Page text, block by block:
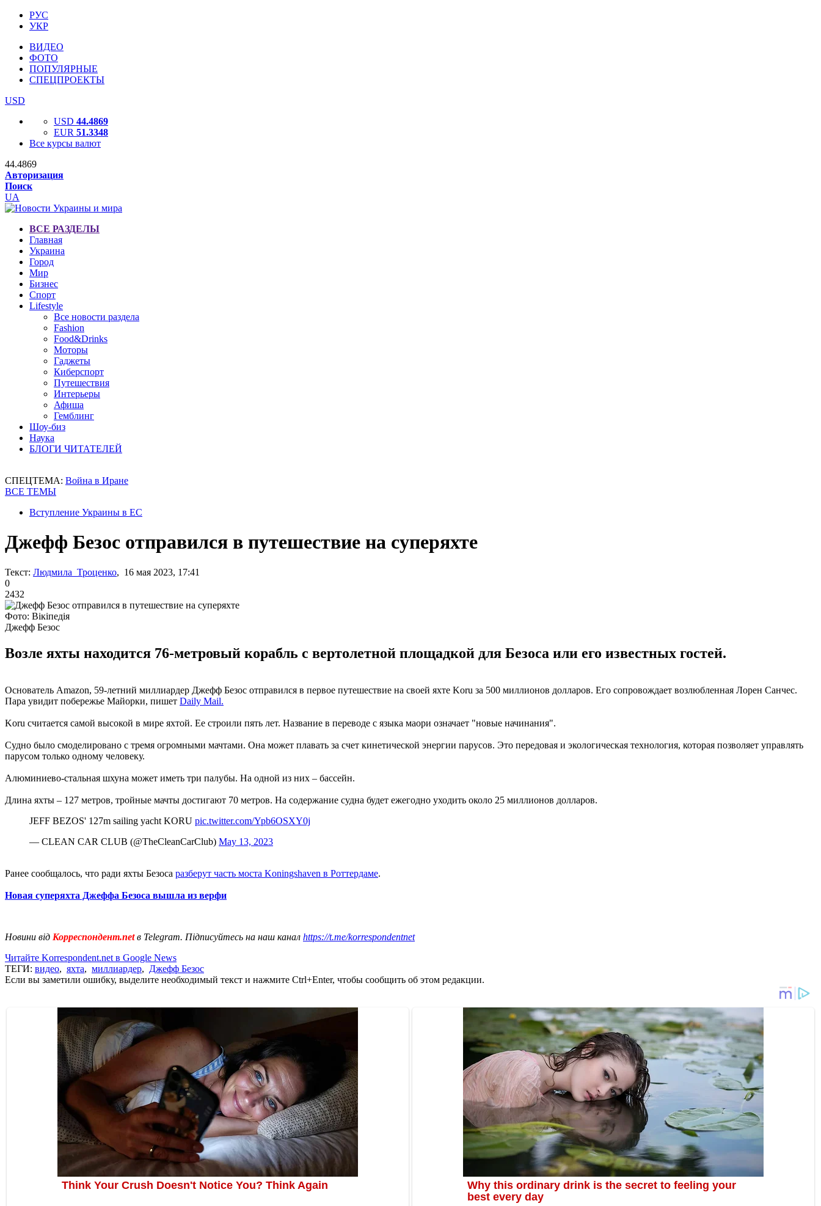
РУС
УКР
ВИДЕО
ФОТО
ПОПУЛЯРНЫЕ
СПЕЦПРОЕКТЫ
USD
USD 44.4869
EUR 51.3348
Все курсы валют
44.4869
Авторизация
Поиск
UA
ВСЕ РАЗДЕЛЫ
Главная
Украина
Город
Мир
Бизнес
Спорт
Lifestyle
Все новости раздела
Fashion
Food&Drinks
Моторы
Гаджеты
Киберспорт
Путешествия
Интерьеры
Афиша
Гемблинг
Шоу-биз
Наука
БЛОГИ ЧИТАТЕЛЕЙ
СПЕЦТЕМА: Война в Иране
ВСЕ ТЕМЫ
Вступление Украины в ЕС
Джефф Безос отправился в путешествие на суперяхте
Текст: Людмила Троценко, 16 мая 2023, 17:41
0
2432
Фото: Вікіпедія
Джефф Безос
Возле яхты находится 76-метровый корабль с вертолетной площадкой для Безоса или его известных гостей.
Основатель Amazon, 59-летний миллиардер Джефф Безос отправился в первое путешествие на своей яхте Koru за 500 миллионов долларов. Его сопровождает возлюбленная Лорен Санчес.
Пара увидит побережье Майорки, пишет Daily Mail.
Koru считается самой высокой в мире яхтой. Ее строили пять лет. Название в переводе с языка маори означает "новые начинания".
Судно было смоделировано с тремя огромными мачтами. Она может плавать за счет кинетической энергии парусов. Это передовая и экологическая технология, которая позволяет управлять
парусом только одному человеку.
Алюминиево-стальная шхуна может иметь три палубы. На одной из них – бассейн.
Длина яхты – 127 метров, тройные мачты достигают 70 метров. На содержание судна будет ежегодно уходить около 25 миллионов долларов.
JEFF BEZOS' 127m sailing yacht KORU pic.twitter.com/Ypb6OSXY0j
— CLEAN CAR CLUB (@TheCleanCarClub) May 13, 2023
Ранее сообщалось, что ради яхты Безоса разберут часть моста Koningshaven в Роттердаме.
Новая суперяхта Джеффа Безоса вышла из верфи
Новини від Корреспондент.netв Telegram. Підписуйтесь на наш канал https://t.me/korrespondentnet
Читайте Korrespondent.net в Google News
ТЕГИ: видео, яхта, миллиардер, Джефф Безос
Если вы заметили ошибку, выделите необходимый текст и нажмите Ctrl+Enter, чтобы сообщить об этом редакции.